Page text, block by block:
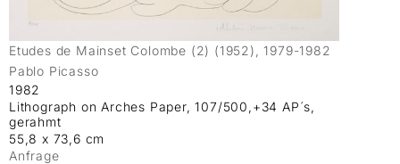
Etudes de Mainset Colombe (2) (1952), 1979-1982
Pablo Picasso
1982
Lithograph on Arches Paper, 107/500,+34 AP´s,
gerahmt
55,8 x 73,6 cm
Anfrage